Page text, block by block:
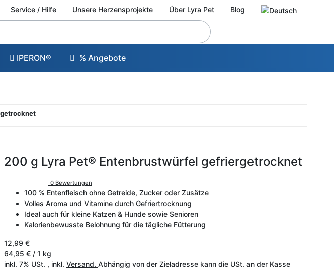
Service / Hilfe Unsere Herzensprojekte Über Lyra Pet Blog
IPERON® % Angebote
200 g Lyra Pet® Entenbrustwürfel gefriergetrocknet
0 Bewertungen
100 % Entenfleisch ohne Getreide, Zucker oder Zusätze
Volles Aroma und Vitamine durch Gefriertrocknung
Ideal auch für kleine Katzen & Hunde sowie Senioren
Kalorienbewusste Belohnung für die tägliche Fütterung
12,99 €
64,95 € / 1 kg
inkl. 7% USt. , inkl. Versand. Abhängig von der Zieladresse kann die USt. an der Kasse